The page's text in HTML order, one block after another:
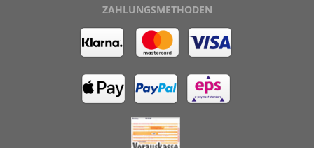
ZAHLUNGSMETHODEN